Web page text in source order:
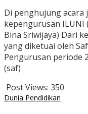
Di penghujung acara
kepengurusan
Bina Sriwijaya) Dari
yang diketuai oleh
Pengurusan periode
(saf)
Post Views: 350
Dunia Pendidikan